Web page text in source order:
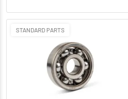
STANDARD PARTS